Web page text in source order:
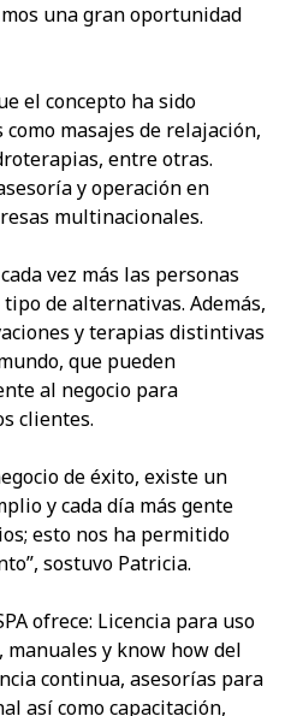
una gran oportunidad
el concepto ha sido
masajes de relajación,
entre otras.
y operación en
multinacionales.
vez más las personas
de alternativas. Además,
y terapias distintivas
que pueden
al negocio para
clientes.
de éxito, existe un
y cada día más gente
esto nos ha permitido
sostuvo Patricia.
ofrece: Licencia para uso
y know how del
continua, asesorías para
así como capacitación,